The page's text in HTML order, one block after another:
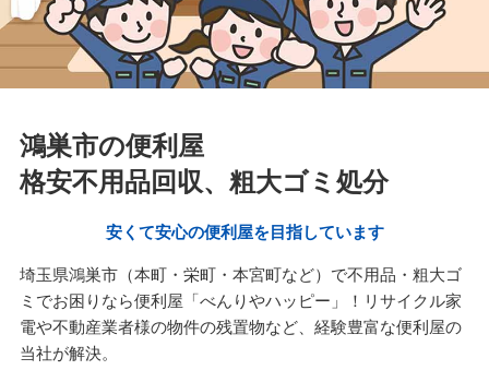
鴻巣市の便利屋
格安不用品回収、粗大ゴミ処分
安くて安心の便利屋を目指しています
埼玉県鴻巣市（本町・栄町・本宮町など）で不用品・粗大ゴ
ミでお困りなら便利屋「べんりやハッピー」！リサイクル家
電や不動産業者様の物件の残置物など、経験豊富な便利屋の
当社が解決。